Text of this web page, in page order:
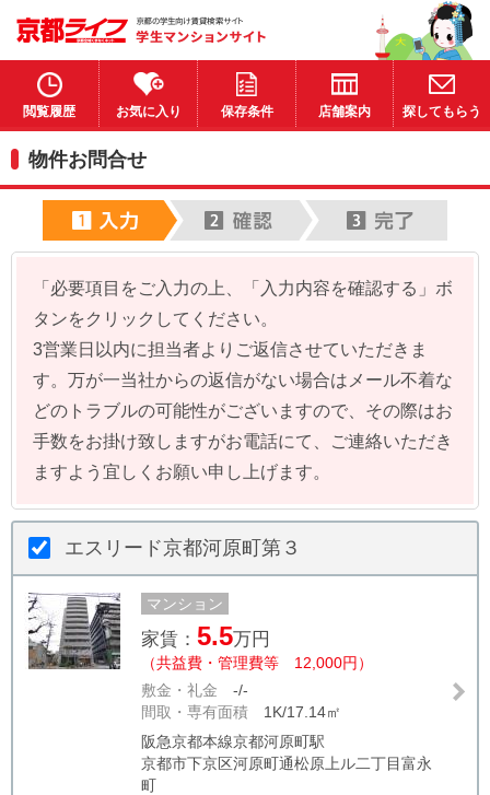
閲覧履歴 お気に入り 保存条件 店舗案内 探してもらう
物件お問合せ
「必要項目をご入力の上、「入力内容を確認する」ボ
タンをクリックしてください。
3営業日以内に担当者よりご返信させていただきま
す。万が一当社からの返信がない場合はメール不着な
どのトラブルの可能性がございますので、その際はお
手数をお掛け致しますがお電話にて、ご連絡いただき
ますよう宜しくお願い申し上げます。
エスリード京都河原町第３
マンション
家賃： 5.5万円
（共益費・管理費等 12,000円）
敷金・礼金 -/-
間取・専有面積 1K/17.14㎡
阪急京都本線京都河原町駅
京都市下京区河原町通松原上ル二丁目富永
町